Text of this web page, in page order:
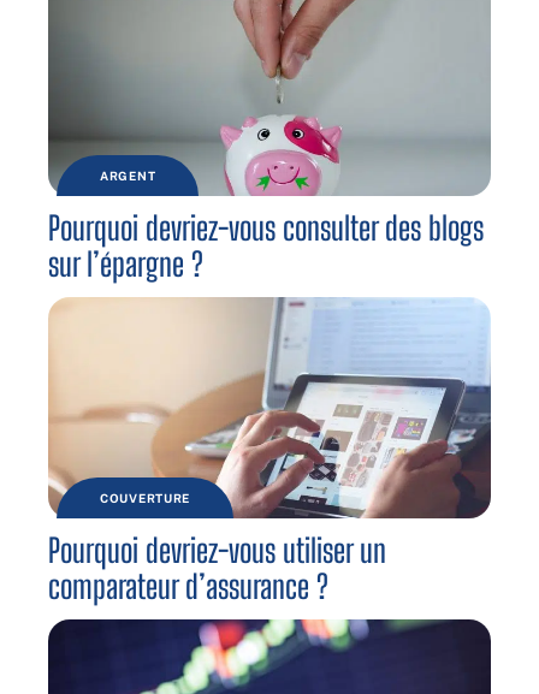
ARGENT
Pourquoi devriez-vous consulter des blogs
sur l’épargne ?
COUVERTURE
Pourquoi devriez-vous utiliser un
comparateur d’assurance ?